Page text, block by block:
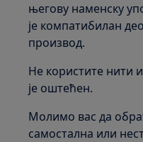
његову наменску
је компатибилан
производ.
Не користите нити
је оштећен.
Молимо вас да
самостална или